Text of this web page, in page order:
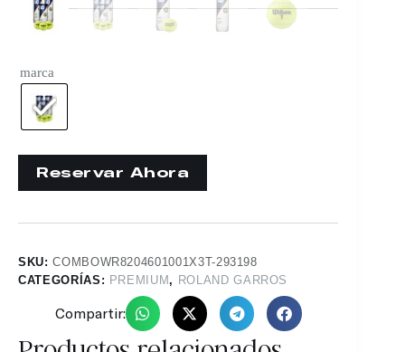
marca
SKU:COMBOWR8204601001X3T-293198
CATEGORÍAS: PREMIUM , ROLAND GARROS
Compartir: